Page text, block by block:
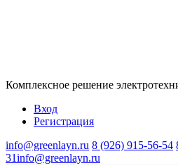
Комплексное решение
Вход
Регистрация
info@greenlayn.ru 8 (926) 915-56-54
31info@greenlayn.ru